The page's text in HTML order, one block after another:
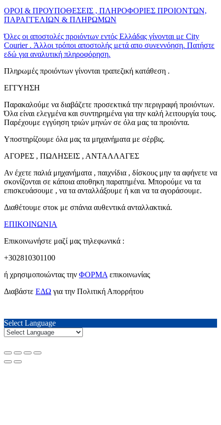
ΟΡΟΙ & ΠΡΟΥΠΟΘΕΣΕΙΣ , ΠΛΗΡΟΦΟΡΙΕΣ ΠΡΟΙΟΝΤΩΝ,
ΠΑΡΑΓΓΕΛΙΩΝ & ΠΛΗΡΩΜΩΝ
Όλες οι αποστολές προιόντων εντός Ελλάδας γίνονται με City
Courier . Άλλοι τρόποι αποστολής μετά απο συνεννόηση. Πατήστε
εδώ για αναλυτική πληροφόρηση.
Πληρωμές προιόντων γίνονται τραπεζική κατάθεση .
ΕΓΓΥΗΣΗ
Παρακαλούμε να διαβάζετε προσεκτικά την περιγραφή προιόντων.
Όλα είναι ελεγμένα και συντηρημένα για την καλή λειτουργία τους.
Παρέχουμε εγγύηση τριών μηνών σε όλα μας τα προιόντα.
Υποστηρίζουμε όλα μας τα μηχανήματα με σέρβις.
ΑΓΟΡΕΣ , ΠΩΛΗΣΕΙΣ , ΑΝΤΑΛΛΑΓΕΣ
Αν έχετε παλιά μηχανήματα , παιχνίδια , δίσκους μην τα αφήνετε να
σκονίζονται σε κάποια αποθηκη παρατημένα. Μπορούμε να τα
επισκευάσουμε , να τα ανταλλάξουμε ή και να τα αγοράσουμε.
Διαθέτουμε στοκ με σπάνια αυθεντικά ανταλλακτικά.
ΕΠΙΚΟΙΝΩΝΙΑ
Επικοινωνήστε μαζί μας τηλεφωνικά :
+302810301100
ή χρησιμοποιώντας την ΦΟΡΜΑ επικοινωνίας
Διαβάστε ΕΔΩ για την Πολιτική Απορρήτου
Select Language